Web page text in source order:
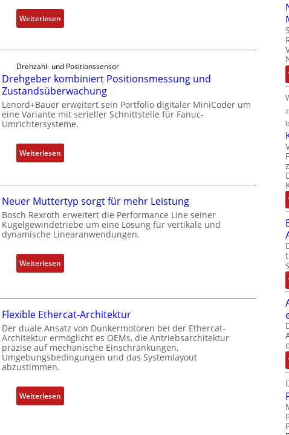
Weiterlesen:
D
h
g
e
b
e
k
o
b
i
e
P
s
i
i
o
n
m
e
Drehzahl- und Positionssensor
Drehgeber kombiniert Positionsmessung und
Zustandsüberwachung
Lenord+Bauer erweitert sein Portfolio digitaler MiniCoder um
eine Variante mit serieller Schnittstelle für Fanuc-
Umrichtersysteme.
Weiterlesen:
D
h
g
e
e
r
b
i
n
i
t
P
Neuer Muttertyp sorgt für mehr Leistung
Bosch Rexroth erweitert die Performance Line seiner
Kugelgewindetriebe um eine Lösung für vertikale und
dynamische Linearanwendungen.
Weiterlesen:
N
u
e
r
M
u
e
r
Flexible Ethercat-Architektur
Der duale Ansatz von Dunkermotoren bei der Ethercat-
Architektur ermöglicht es OEMs, die Antriebsarchitektur
präzise auf mechanische Einschränkungen,
Umgebungsbedingungen und das Systemlayout
abzustimmen.
Weiterlesen:
F